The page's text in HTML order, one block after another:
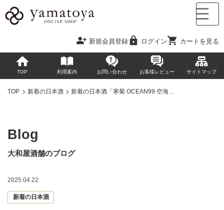
新規会員登録 ログイン カートを見る
TOP 利用案内 お問い合わせ お客様レビュー サイトマップ
TOP 新着の日本酒 新着の日本酒「寒菊 OCEAN99 空海…
Blog
大和屋酒舗のブログ
2025.04.22
新着の日本酒